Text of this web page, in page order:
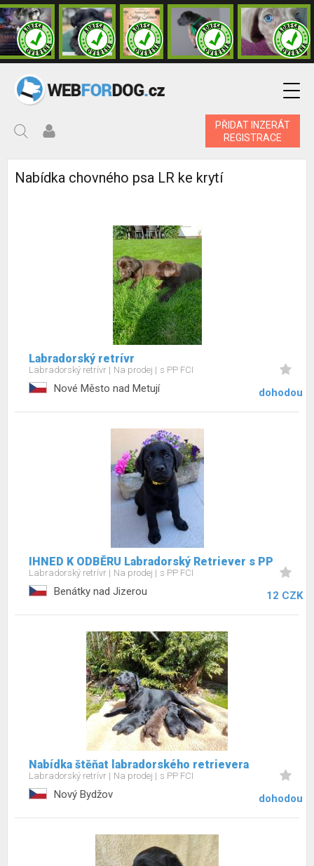
PŘIDAT INZERÁT
REGISTRACE
Nabídka chovného psa LR ke krytí
Labradorský retrívr
Labradorský retrívr Na prodej s PP FCI
Nové Město nad Metují dohodou
IHNED K ODBĚRU Labradorský Retriever s PP
Labradorský retrívr Na prodej s PP FCI
Benátky nad Jizerou 12 CZK
Nabídka štěňat labradorského retrievera
Labradorský retrívr Na prodej s PP FCI
Nový Bydžov dohodou